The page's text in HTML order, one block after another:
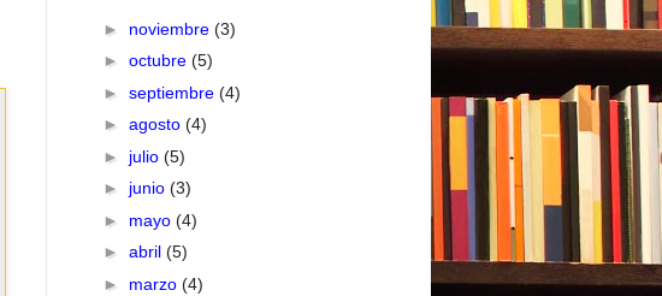
► noviembre (3)
► octubre (5)
► septiembre (4)
► agosto (4)
► julio (5)
► junio (3)
► mayo (4)
► abril (5)
► marzo (4)